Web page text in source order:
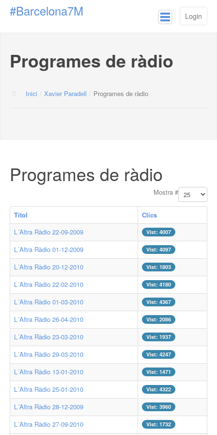
#Barcelona7M Login
La campanya
Xavier Paradell
Titanic per Xavier Paradell
Programes de ràdio
Revista CQ
Gaudí i els radioaficionats
Visita del Papa
Catedral de Barcelona
Em vull sumar
Ajuntaments
Associacions
Programes de ràdio
Inici / Xavier Paradell / Programes de ràdio
Programes de ràdio
Mostra #
Títol
Clics
L´Altra Ràdio 22-09-2009
Vist: 4007
L´Altra Ràdio 01-12-2009 Vist: 4097
L´Altra Ràdio 20-12-2010 Vist: 1803
L´Altra Ràdio 22-02-2010 Vist: 4180
L´Altra Ràdio 01-03-2010 Vist: 4367
L´Altra Ràdio 26-04-2010 Vist: 2086
L´Altra Ràdio 23-03-2010 Vist: 1937
L´Altra Ràdio 29-03-2010 Vist: 4247
L´Altra Ràdio 13-01-2010 Vist: 1471
L´Altra Ràdio 25-01-2010 Vist: 4322
L´Altra Ràdio 28-12-2009 Vist: 3960
L´Altra Ràdio 27-09-2010 Vist: 1732